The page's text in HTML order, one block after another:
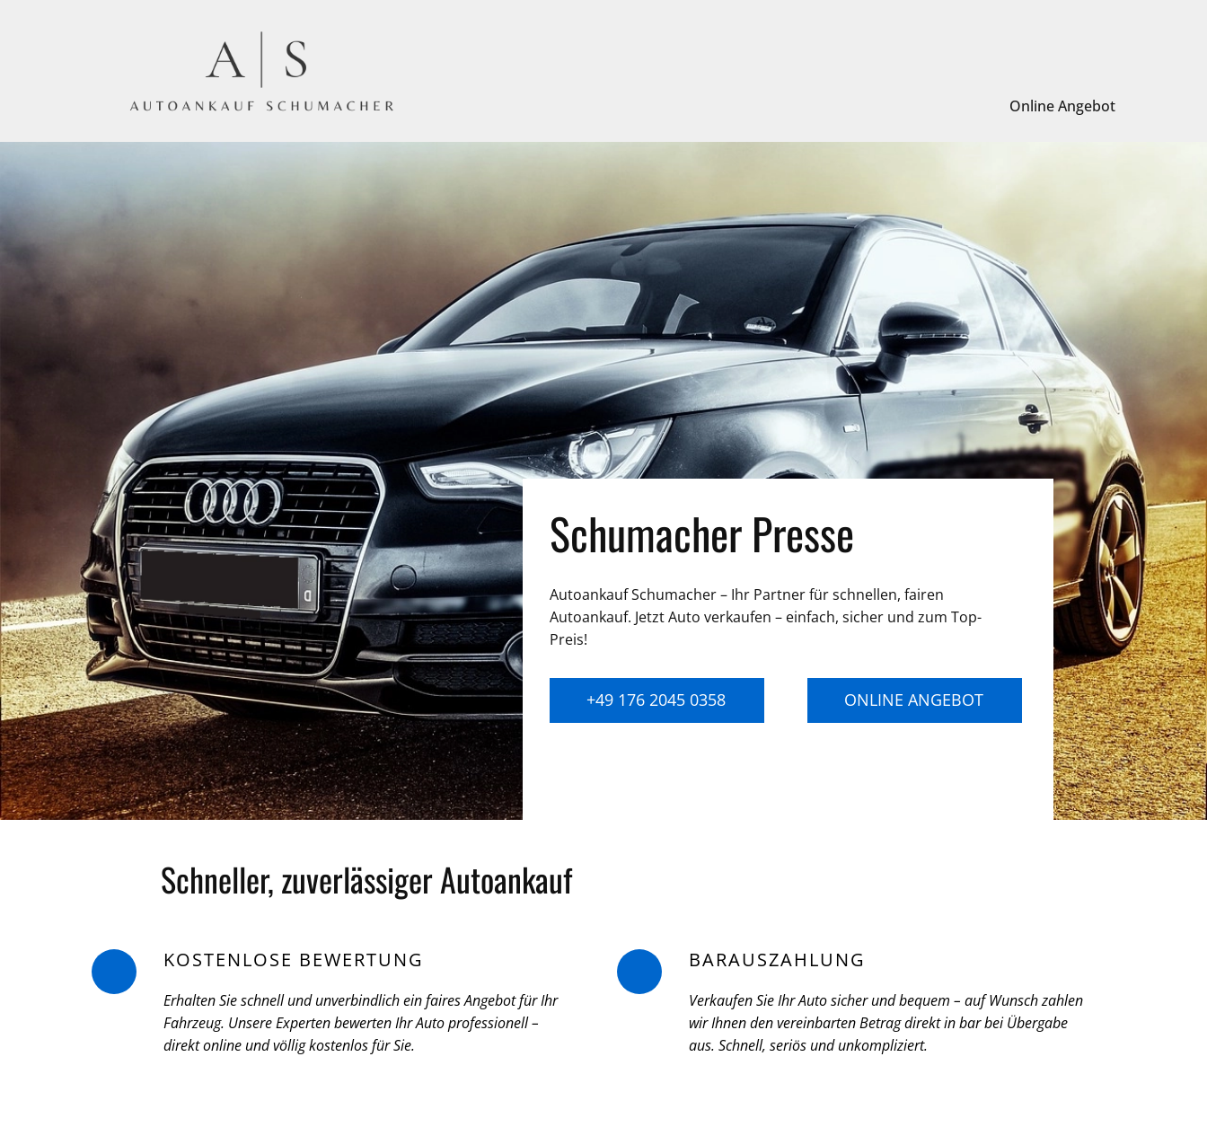
Online Angebot
Schumacher Presse
Autoankauf Schumacher – Ihr Partner für schnellen, fairen
Autoankauf. Jetzt Auto verkaufen – einfach, sicher und zum Top-
Preis!
+49 176 2045 0358 ONLINE ANGEBOT
Schneller, zuverlässiger Autoankauf
KOSTENLOSE BEWERTUNG
Erhalten Sie schnell und unverbindlich ein faires Angebot für Ihr
Fahrzeug. Unsere Experten bewerten Ihr Auto professionell –
direkt online und völlig kostenlos für Sie.
BARAUSZAHLUNG
Verkaufen Sie Ihr Auto sicher und bequem – auf Wunsch zahlen
wir Ihnen den vereinbarten Betrag direkt in bar bei Übergabe
aus. Schnell, seriös und unkompliziert.